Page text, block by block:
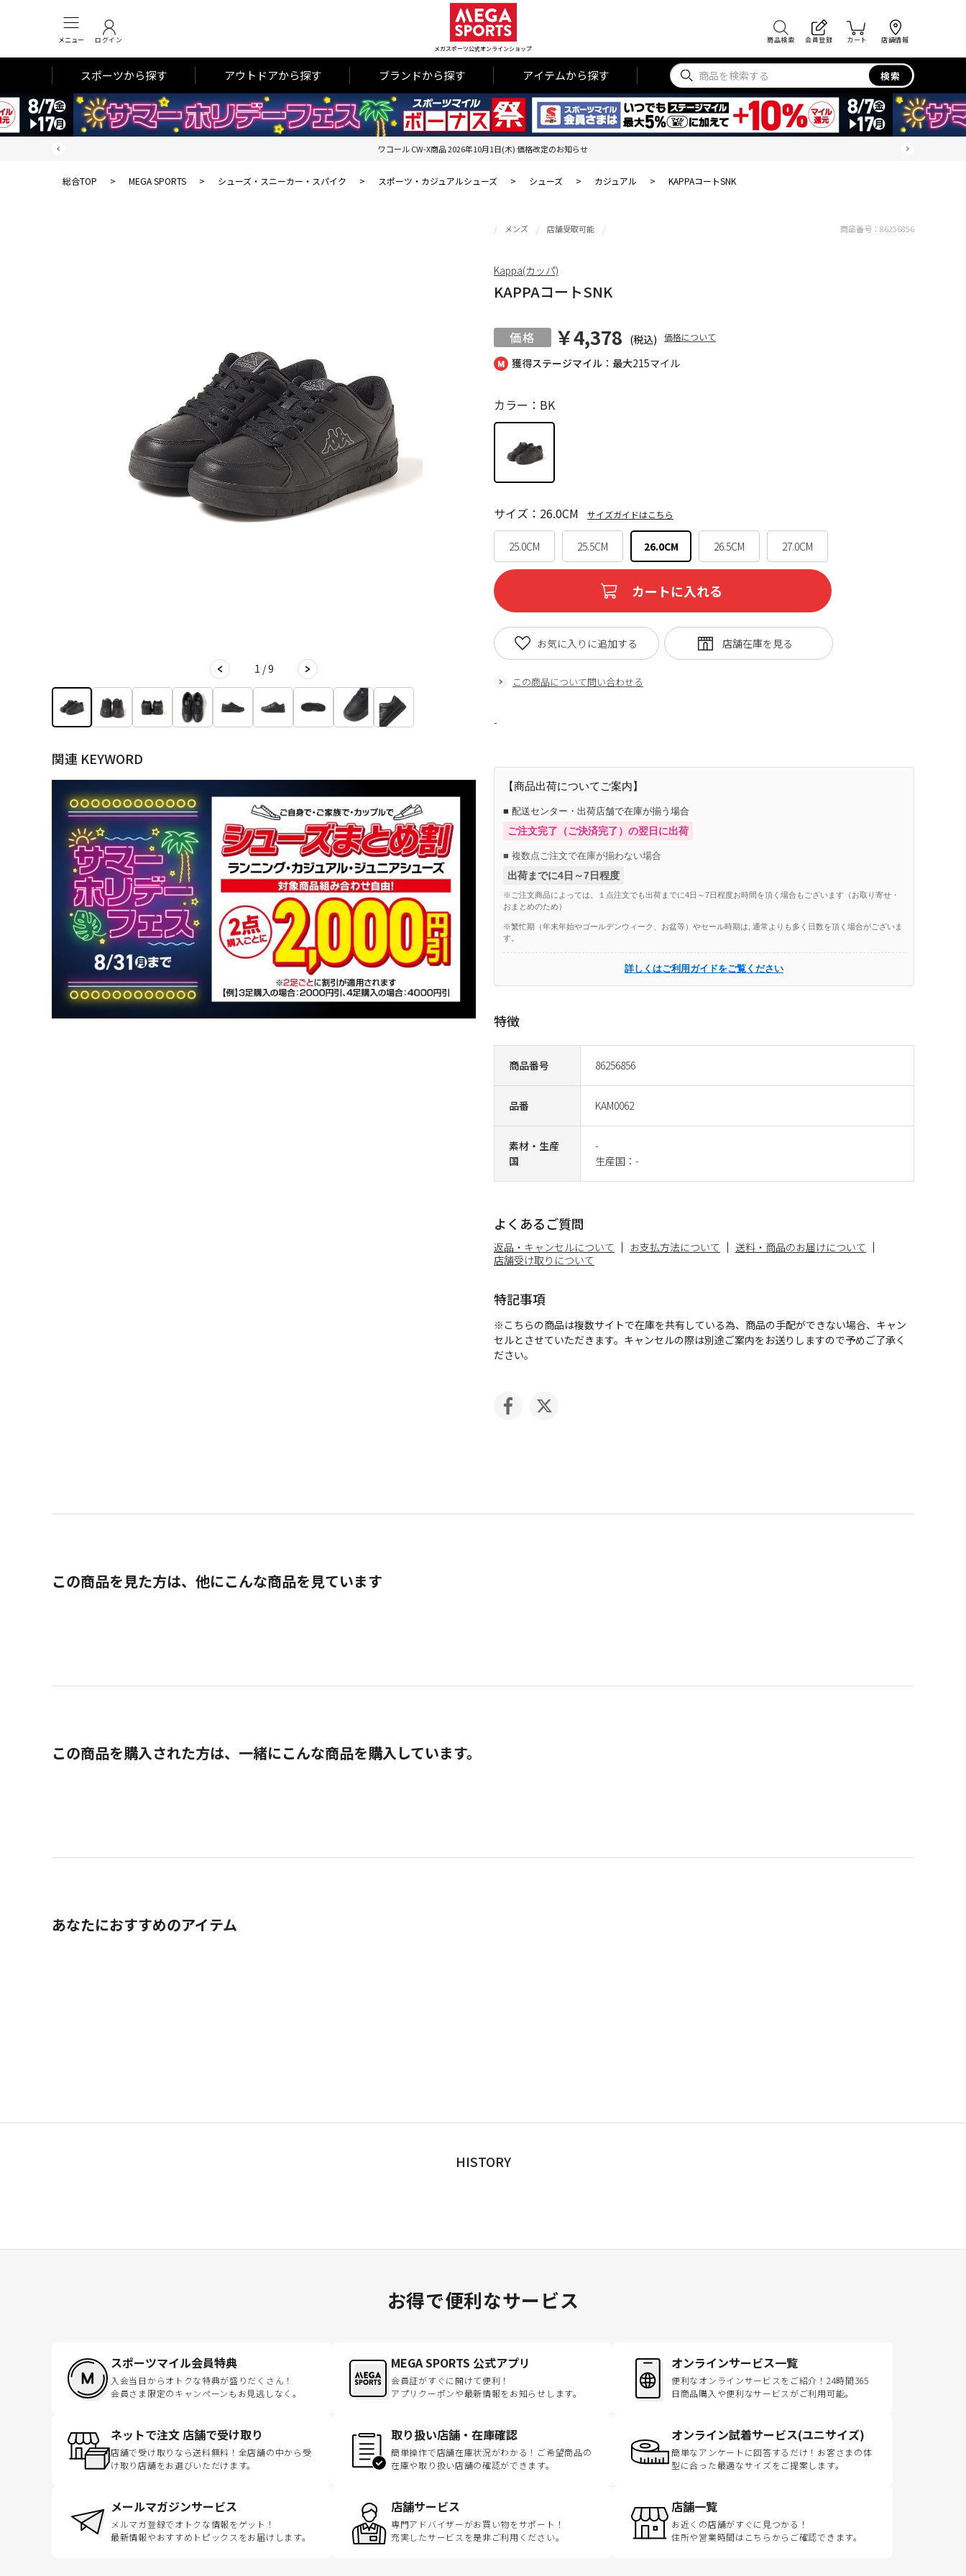
メニュー ログイン
メガスポーツ公式オンラインショップ
商品検索 会員登録 カート 店舗情報
スポーツから探す アウトドアから探す ブランドから探す アイテムから探す 検索
ワコール CW-X商品 2026年10月1日(木) 価格改定のお知らせ
総合TOP > MEGA SPORTS > シューズ・スニーカー・スパイク > スポーツ・カジュアルシューズ > シューズ > カジュアル > KAPPAコートSNK
1 / 9
関連 KEYWORD
獲得ステージマイル：最大215マイル
メンズ 店舗受取可能
KAPPAコートSNK
￥4,378 (税込) 価格について
商品番号 86256856
品番 KAM0062
素材・生産
国
-
生産国：-
カラー：BK
25.0CM 25.5CM 26.0CM 26.5CM 27.0CM
サイズ：26.0CM サイズガイドはこちら
カートに入れる
この商品について問い合わせる
お気に入りに追加する
商品番号： 86256856
Kappa(カッパ)
-
【商品出荷についてご案内】
■ 配送センター・出荷店舗で在庫が揃う場合
ご注文完了（ご決済完了）の翌日に出荷
■ 複数点ご注文で在庫が揃わない場合
出荷までに4日～7日程度
※ご注文商品によっては、１点注文でも出荷までに4日～7日程度お時間を頂く場合もございます（お取り寄せ・
おまとめのため）
※繁忙期（年末年始やゴールデンウィーク、お盆等）やセール時期は, 通常よりも多く日数を頂く場合がございま
す。
詳しくはご利用ガイドをご覧ください
特徴
よくあるご質問
返品・キャンセルについて お支払方法について
送料・商品のお届けについて
店舗受け取りについて
特記事項
※こちらの商品は複数サイトで在庫を共有している為、商品の手配ができない場合、キャン
セルとさせていただきます。キャンセルの際は別途ご案内をお送りしますので予めご了承く
ださい。
この商品を見た方は、他にこんな商品を見ています
この商品を購入された方は、一緒にこんな商品を購入しています。
あなたにおすすめのアイテム
HISTORY
お得で便利なサービス
スポーツマイル会員特典
入会当日からオトクな特典が盛りだくさん！
会員さま限定のキャンペーンもお見逃しなく。
MEGA SPORTS 公式アプリ
会員証がすぐに開けて便利！
アプリクーポンや最新情報をお知らせします。
オンラインサービス一覧
便利なオンラインサービスをご紹介！24時間365
日商品購入や便利なサービスがご利用可能。
ネットで注文 店舗で受け取り
店舗で受け取りなら送料無料！全店舗の中から受
け取り店舗をお選びいただけます。
取り扱い店舗・在庫確認
簡単操作で店舗在庫状況がわかる！ご希望商品の
在庫や取り扱い店舗の確認ができます。
オンライン試着サービス(ユニサイズ)
簡単なアンケートに回答するだけ！お客さまの体
型に合った最適なサイズをご提案します。
メールマガジンサービス
メルマガ登録でオトクな情報をゲット！
最新情報やおすすめトピックスをお届けします。
店舗サービス
専門アドバイザーがお買い物をサポート！
充実したサービスを是非ご利用ください。
店舗一覧
お近くの店舗がすぐに見つかる！
住所や営業時間はこちらからご確認できます。